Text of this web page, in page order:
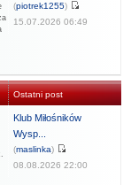
(piotrek1255)
15.07.2026 06:49
Ostatni post
Klub Miłośników
Wysp...
(maslinka)
08.08.2026 22:00